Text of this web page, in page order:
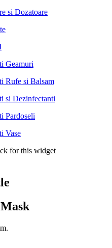
si Dozatoare
Geamuri
Rufe si Balsam
si Dezinfectanti
Pardoseli
Vase
for this widget